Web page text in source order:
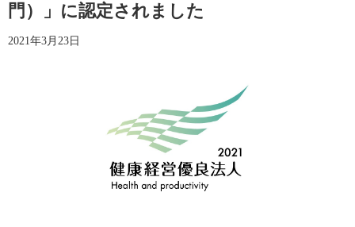
門）」に認定されました
2021年3月23日